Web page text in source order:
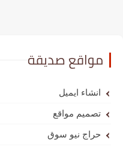
مواقع صديقة
انشاء ايميل
تصميم مواقع
حراج نيو سوق